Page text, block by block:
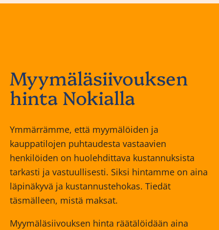
Myymäläsiivouksen
hinta Nokialla
Ymmärrämme, että myymälöiden ja
kauppatilojen puhtaudesta vastaavien
henkilöiden on huolehdittava kustannuksista
tarkasti ja vastuullisesti. Siksi hintamme on aina
läpinäkyvä ja kustannustehokas. Tiedät
täsmälleen, mistä maksat.
Myymäläsiivouksen hinta räätälöidään aina